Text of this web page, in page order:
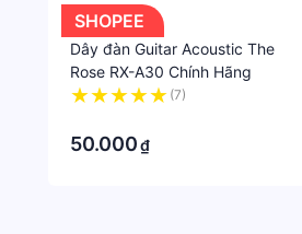
SHOPEE
Dây đàn Guitar Acoustic The
Rose RX-A30 Chính Hãng
(7)
50.000₫